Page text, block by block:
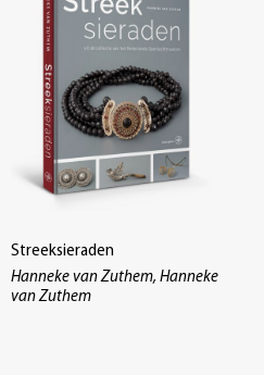
Streeksieraden
Hanneke van Zuthem, Hanneke
van Zuthem